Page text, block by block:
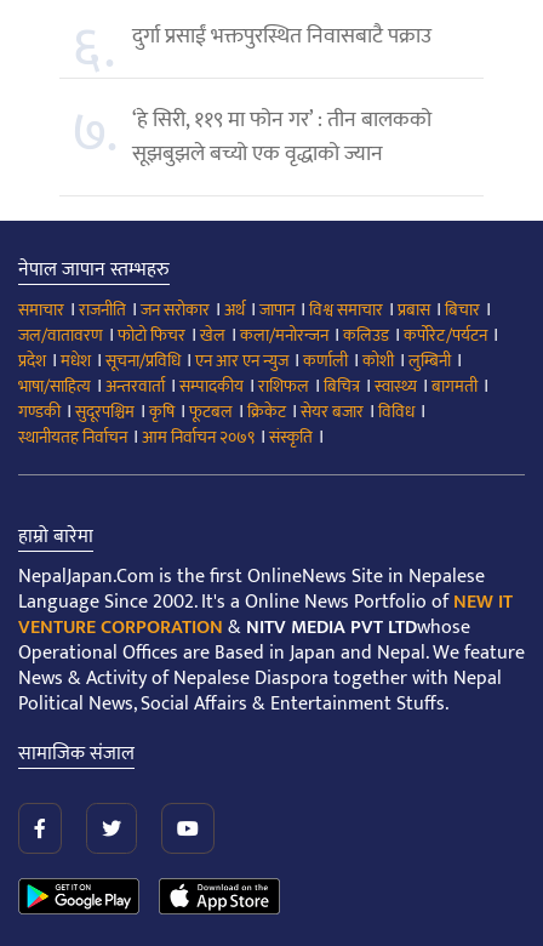
६. दुर्गा प्रसाईं भक्तपुरस्थित निवासबाटै पक्राउ
७. ‘हे सिरी, ११९ मा फोन गर’ : तीन बालकको
सूझबुझले बच्यो एक वृद्धाको ज्यान
नेपाल जापान स्तम्भहरु
समाचार ।राजनीति ।जन सरोकार ।अर्थ।जापान।विश्व समाचार ।प्रबास।बिचार ।
जल/वातावरण ।फोटो फिचर ।खेल ।कला/मनोरन्जन।कलिउड।कर्पोरेट/पर्यटन।
प्रदेश।मधेश।सूचना/प्रविधि।एन आर एन न्युज।कर्णाली।कोशी।लुम्बिनी।
भाषा/साहित्य ।अन्तरवार्ता।सम्पादकीय ।राशिफल ।बिचित्र।स्वास्थ्य ।बागमती।
गण्डकी।सुदूरपश्चिम ।कृषि।फूटबल ।क्रिकेट।सेयर बजार ।विविध।
स्थानीयतह निर्वाचन।आम निर्वाचन २०७९ ।संस्कृति ।
हाम्रो बारेमा
NepalJapan.Com is the first OnlineNews Site in Nepalese
Language Since 2002. It's a Online News Portfolio ofNEW IT
VENTURE CORPORATION&NITV MEDIA PVT LTDwhose
Operational Offices are Based in Japan and Nepal. We feature
News & Activity of Nepalese Diaspora together with Nepal
Political News, Social Affairs & Entertainment Stuffs.
सामाजिक संजाल